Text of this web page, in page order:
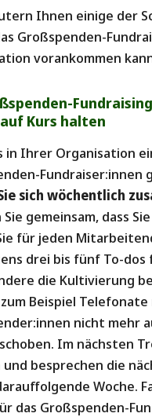
Ihnen einige der
Großspenden-
vorankommen
Kurs halten
in Ihrer Organisation
Fundraiser:innen
sich wöchentlich
Sie gemeinsam, dass
für jeden
drei bis fünf To-dos
die Kultivierung
Beispiel Telefonate
nicht mehr
Im nächsten
und besprechen die
Woche.
das Großspenden-